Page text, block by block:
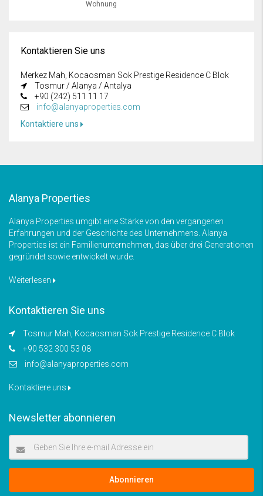
Wohnung
Kontaktieren Sie uns
Merkez Mah, Kocaosman Sok Prestige Residence C Blok
Tosmur / Alanya / Antalya
+90 (242) 511 11 17
info@alanyaproperties.com
Kontaktiere uns
Alanya Properties
Alanya Properties umgibt eine Stärke von den vergangenen
Erfahrungen und der Geschichte des Unternehmens. Alanya
Properties ist ein Familienunternehmen, das über drei Generationen
gegründet sowie entwickelt wurde.
Weiterlesen
Kontaktieren Sie uns
Tosmur Mah, Kocaosman Sok Prestige Residence C Blok
+90 532 300 53 08
info@alanyaproperties.com
Kontaktiere uns
Newsletter abonnieren
Abonnieren